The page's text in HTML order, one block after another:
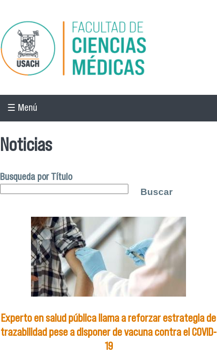
Pasar al contenido principal
☰ Menú
Noticias
Busqueda por Título
Experto en salud pública llama a reforzar estrategia de
trazabilidad pese a disponer de vacuna contra el COVID-
19